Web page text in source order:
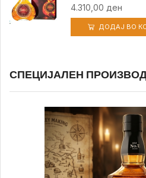
4.310,00 ден
ДОДАЈ ВО
СПЕЦИЈАЛЕН